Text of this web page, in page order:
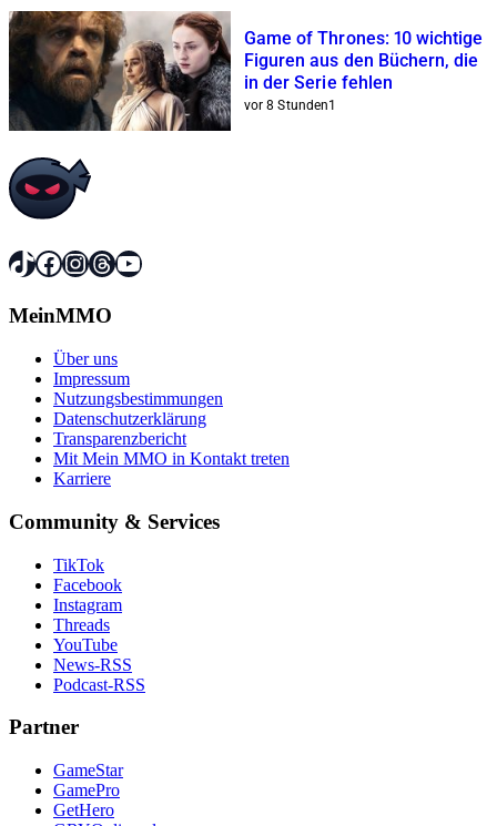
Game of Thrones: 10 wichtige
Figuren aus den Büchern, die
in der Serie fehlen
vor 8 Stunden1
TikTok
Facebook
Instagram
Threads
YouTube
MeinMMO
Über uns
Impressum
Nutzungsbestimmungen
Datenschutzerklärung
Transparenzbericht
Mit Mein MMO in Kontakt treten
Karriere
Community & Services
TikTok
Facebook
Instagram
Threads
YouTube
News-RSS
Podcast-RSS
Partner
GameStar
GamePro
GetHero